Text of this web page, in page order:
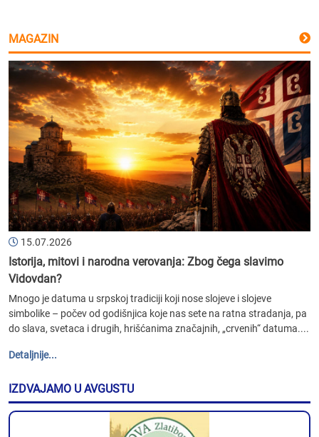
MAGAZIN
15.07.2026
Istorija, mitovi i narodna verovanja: Zbog čega slavimo
Vidovdan?
Mnogo je datuma u srpskoj tradiciji koji nose slojeve i slojeve
simbolike – počev od godišnjica koje nas sete na ratna stradanja, pa
do slava, svetaca i drugih, hrišćanima značajnih, „crvenih“ datuma....
Detaljnije...
IZDVAJAMO U AVGUSTU